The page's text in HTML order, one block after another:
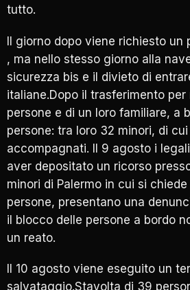
tutto.
Il giorno dopo viene richiesto un
, ma nello stesso giorno alla
sicurezza bis e il divieto di
italiane.Dopo il trasferimento
persone e di un loro familiare, a
persone: tra loro 32 minori, di
accompagnati. Il 9 agosto i
aver depositato un ricorso
minori di Palermo in cui si
persone, presentano una
il blocco delle persone a bordo
un reato.
Il 10 agosto viene eseguito un
salvataggio.Stavolta di 39